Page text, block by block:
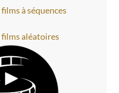
à séquences
aléatoires